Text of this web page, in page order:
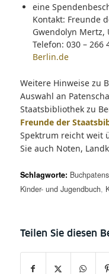
eine
Kontakt: Freunde
Gwendolyn Mertz,
Telefon: 030 – 266
Berlin.de
Weitere Hinweise zu
Auswahl an
Staatsbibliothek zu
Freunde der
Spektrum reicht weit
Sie auch Noten,
Schlagworte:
Kinder- und Jugendbuch,